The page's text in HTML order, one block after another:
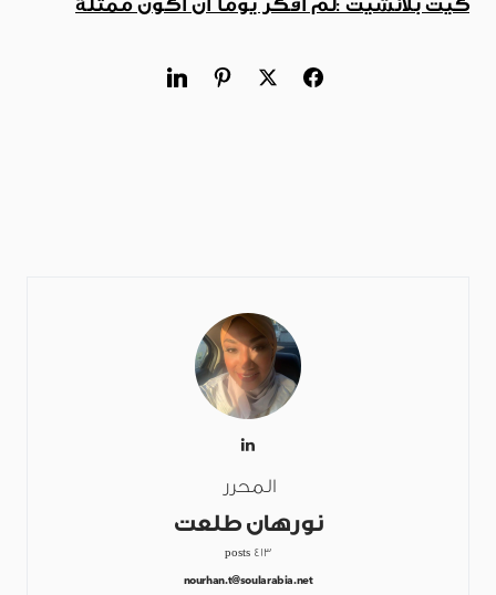
كيت بلانشيت :لم أفكر يومًا أن أكون ممثلة
المحرر
نورهان طلعت
413 posts
nourhan.t@soularabia.net